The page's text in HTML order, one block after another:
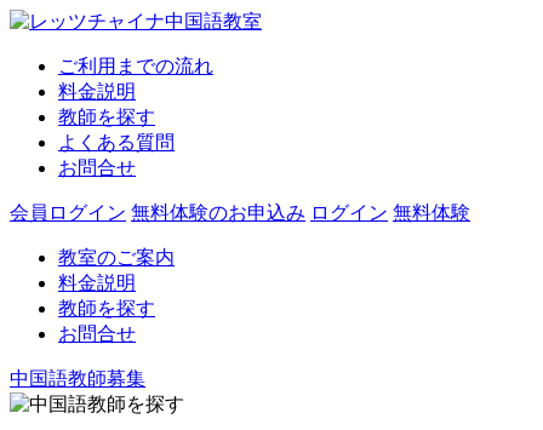
ご利用までの流れ
料金説明
教師を探す
よくある質問
お問合せ
会員ログイン 無料体験のお申込み ログイン 無料体験
教室のご案内
料金説明
教師を探す
お問合せ
中国語教師募集